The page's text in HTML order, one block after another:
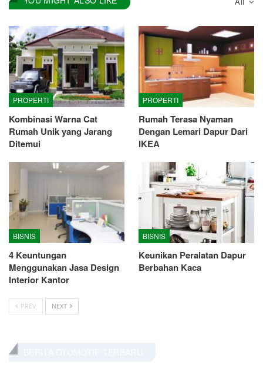
PROPERTI
Kombinasi Warna Cat
Rumah Unik yang Jarang
Ditemui
PROPERTI
Rumah Terasa Nyaman
Dengan Lemari Dapur Dari
IKEA
BISNIS
4 Keuntungan
Menggunakan Jasa Design
Interior Kantor
BISNIS
Keunikan Peralatan Dapur
Berbahan Kaca
PREV NEXT